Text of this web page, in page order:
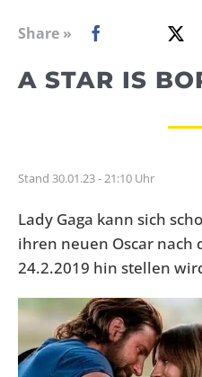
WEBRADIO
Share »
A STAR IS
Stand 30.01.23 - 21:10 Uhr
Lady Gaga kann sich
ihren neuen Oscar nach
24.2.2019 hin stellen